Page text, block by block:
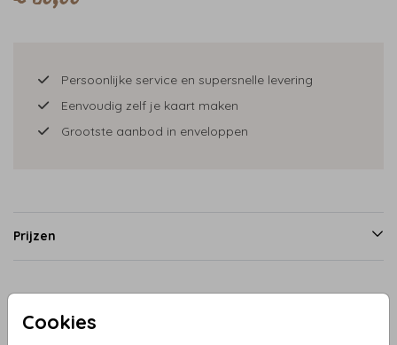
Cookies
Persoonlijke service en supersnelle levering
Eenvoudig zelf je kaart maken
Grootste aanbod in enveloppen
Prijzen